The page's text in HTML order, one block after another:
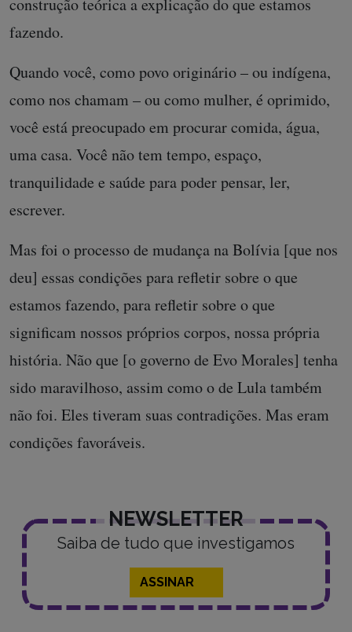
fazendo.
Quando você, como povo originário – ou indígena,
como nos chamam – ou como mulher, é oprimido,
você está preocupado em procurar comida, água,
uma casa. Você não tem tempo, espaço,
tranquilidade e saúde para poder pensar, ler,
escrever.
Mas foi o processo de mudança na Bolívia [que nos
deu] essas condições para refletir sobre o que
estamos fazendo, para refletir sobre o que
significam nossos próprios corpos, nossa própria
história. Não que [o governo de Evo Morales] tenha
sido maravilhoso, assim como o de Lula também
não foi. Eles tiveram suas contradições. Mas eram
condições favoráveis.
NEWSLETTER
Saiba de tudo que investigamos
ASSINAR